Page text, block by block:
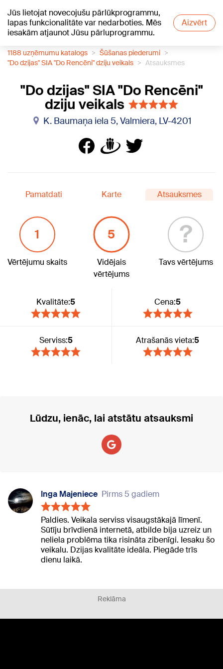
Jūs lietojat novecojušu pārlūkprogrammu,
lapas funkcionalitāte var nedarboties. Mēs
iesakām atjaunot Jūsu pārluprogrammu.
Aizvērt
+22°C
1188 uzņēmumu katalogs
Šūšanas piederumi
"Do dzijas" SIA "Do Rencēni" dziju veikals
Atsauksmes
"Do dzijas" SIA "Do Rencēni"
dziju veikals
K. Baumaņa iela 5, Valmiera, LV-4201
Pamatdati Karte Atsauksmes
1
Vērtējumu skaits
5
Vidējais
vērtējums
?
Tavs vērtējums
Kvalitāte:5 Cena:5
Serviss:5 Atrašanās vieta:5
Lūdzu, ienāc, lai atstātu atsauksmi
Inga Majeniece Pirms 5 gadiem
Paldies. Veikala serviss visaugstākajā līmenī.
Sūtīju brīvdienā internetā, atbilde bija uzreiz un
neliela problēma tika risināta zibenīgi. Iesaku šo
veikalu. Dzijas kvalitāte ideāla. Piegāde trīs
dienu laikā.
Reklāma